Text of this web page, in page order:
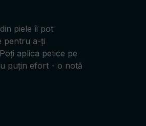
piele îi pot
pentru a-ți
aplica petice pe
puțin efort - o notă